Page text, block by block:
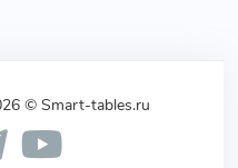
© Smart-tables.ru